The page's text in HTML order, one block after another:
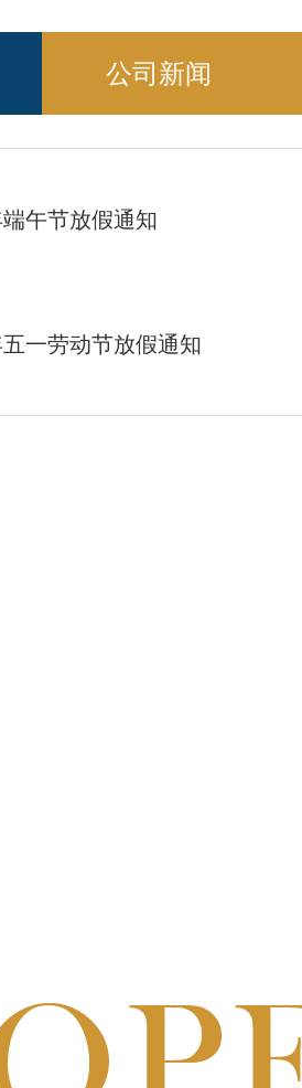
公司新闻
午节放假通知
一劳动节放假通知